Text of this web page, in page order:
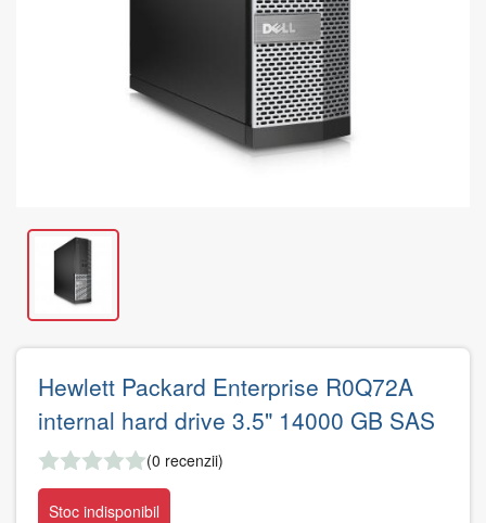
Hewlett Packard Enterprise R0Q72A
internal hard drive 3.5" 14000 GB SAS
(0 recenzii)
Stoc indisponibil